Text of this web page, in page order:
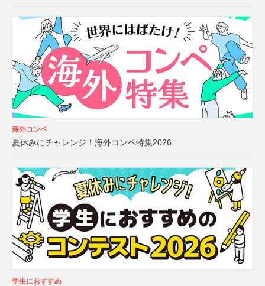
海外コンペ
夏休みにチャレンジ！海外コンペ特集2026
学生におすすめ